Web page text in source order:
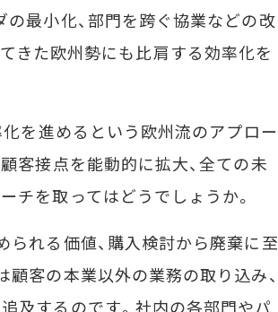
の最小化、部門を跨ぐ協業などの改
きた欧州勢にも比肩する効率化を
を進めるという欧州流のアプロー
客接点を能動的に拡大、全ての未
チを取ってはどうでしょうか。
れる価値、購入検討から廃棄に至
客の本業以外の業務の取り込み、
及するのです。社内の各部門やパ